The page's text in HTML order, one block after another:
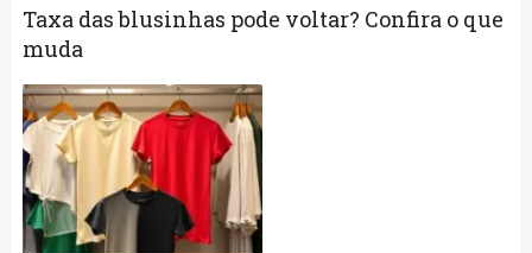
Taxa das blusinhas pode voltar? Confira o que
muda